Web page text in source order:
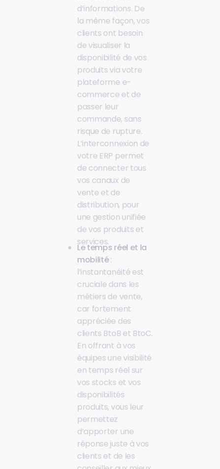
d’informations. De
la même façon, vos
clients ont besoin
de visualiser la
disponibilité de vos
produits via votre
plateforme e-
commerce et de
passer leur
commande, sans
risque de rupture.
L’interconnexion de
votre ERP permet
de connecter tous
vos canaux de
vente et de
distribution, pour
une gestion unifiée
de vos produits et
services.
Le temps réel et la
mobilité:
l’instantanéité est
cruciale dans les
métiers de vente,
car fortement
appréciée des
clients BtoB et BtoC.
En offrant à vos
équipes une visibilité
en temps réel sur
vos stocks et vos
disponibilités
produits, vous leur
permettez
d’apporter une
réponse juste à vos
clients et de les